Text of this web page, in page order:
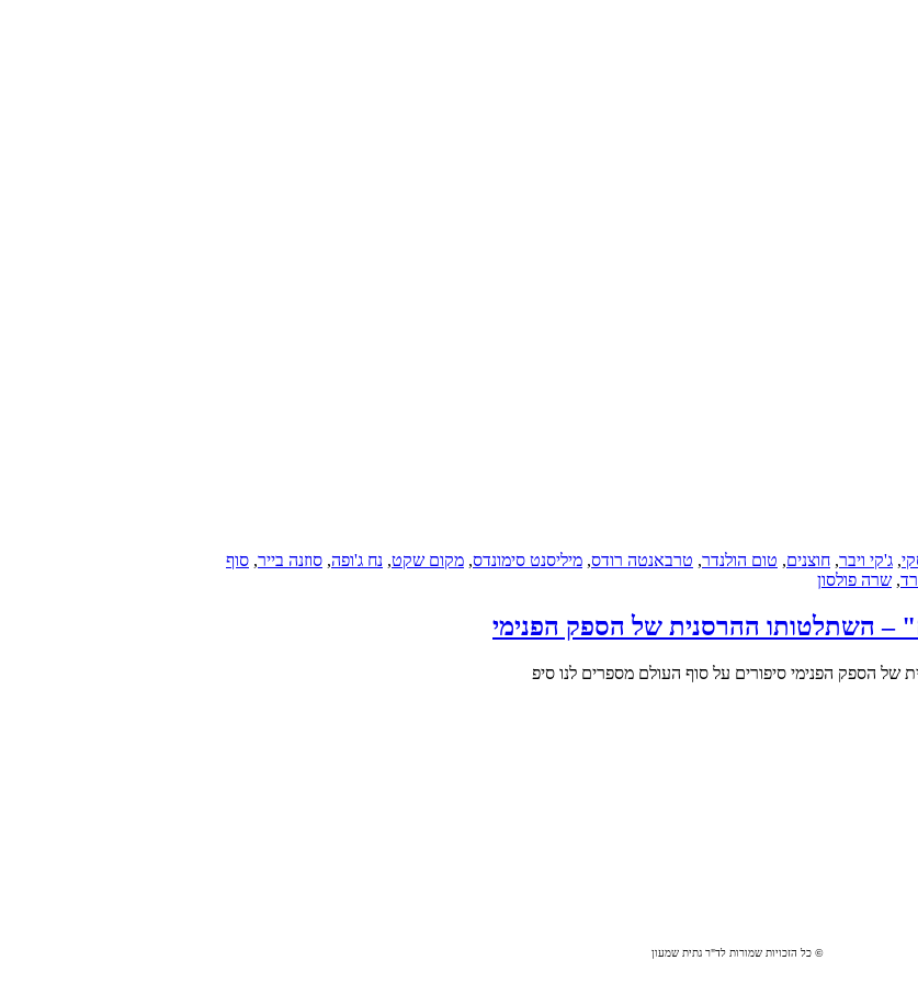
, ג'קי ויבר, חוצנים, טום הולנדר, טרבאנטה רודס, מיליסנט סימונדס, מקום שקט, נח ג'ופה, סוזנה בייר, סוף
, שרה פולסון
– השתלטותו ההרסנית של הספק הפנימי
הספק הפנימי סיפורים על סוף העולם מספרים לנו סיפ
© כל הזכויות שמורות לד"ר גתית שמעון